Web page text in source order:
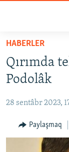
Esas
qaytmaq
Baş
qaytmaq
qaytmaq
HABERLER
SİYASET
CEMİYET
MEDENİYET
İNSAN AQLARI
HABERLER
Qırımda
Podolâk
28 sentâbr 2023,
Paylaşmaq